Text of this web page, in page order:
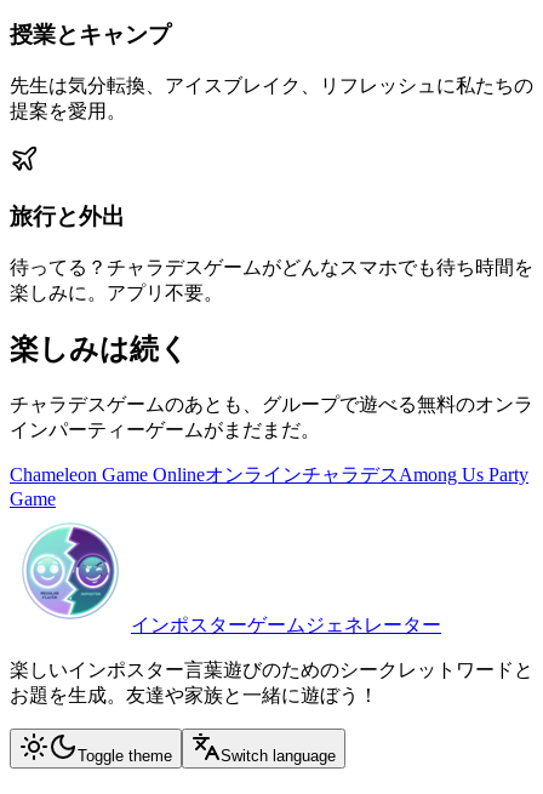
授業とキャンプ
先生は気分転換、アイスブレイク、リフレッシュに私たちの
提案を愛用。
旅行と外出
待ってる？チャラデスゲームがどんなスマホでも待ち時間を
楽しみに。アプリ不要。
楽しみは続く
チャラデスゲームのあとも、グループで遊べる無料のオンラ
インパーティーゲームがまだまだ。
Chameleon Game OnlineオンラインチャラデスAmong Us Party
Game
インポスターゲームジェネレーター
楽しいインポスター言葉遊びのためのシークレットワードと
お題を生成。友達や家族と一緒に遊ぼう！
Toggle theme Switch language